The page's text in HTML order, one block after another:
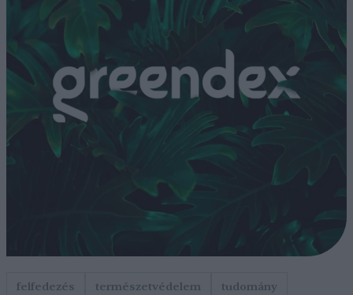
felfedezés természetvédelem tudomány